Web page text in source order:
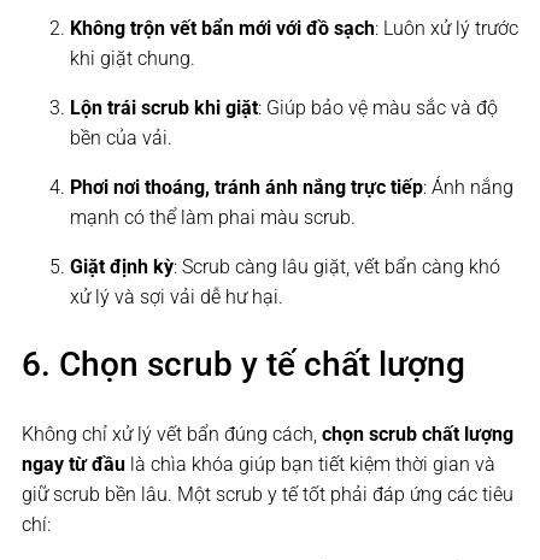
Không trộn vết bẩn mới với đồ sạch: Luôn xử lý trước
khi giặt chung.
Lộn trái scrub khi giặt: Giúp bảo vệ màu sắc và độ
bền của vải.
Phơi nơi thoáng, tránh ánh nắng trực tiếp: Ánh nắng
mạnh có thể làm phai màu scrub.
Giặt định kỳ: Scrub càng lâu giặt, vết bẩn càng khó
xử lý và sợi vải dễ hư hại.
6. Chọn scrub y tế chất lượng
Không chỉ xử lý vết bẩn đúng cách, chọn scrub chất lượng
ngay từ đầu là chìa khóa giúp bạn tiết kiệm thời gian và
giữ scrub bền lâu. Một scrub y tế tốt phải đáp ứng các tiêu
chí: